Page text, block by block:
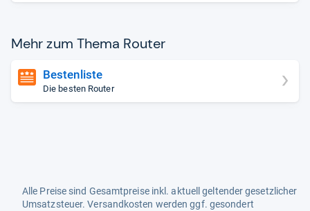
Mehr zum Thema Rou­ter
Bestenliste
Die besten Router
Alle Preise sind Gesamtpreise inkl. aktuell geltender gesetzlicher
Umsatzsteuer. Versandkosten werden ggf. gesondert